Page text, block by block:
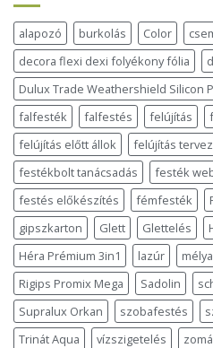
alapozó burkolás Color
decora flexi dexi folyékony fólia
Dulux Trade Weathershield Silicon
falfesték
falfestés felújítás
felújítás előtt állok
felújítás
festékbolt tanácsadás
festék
festés előkészítés
fémfesték
gipszkarton
Glett Glettelés
Héra Prémium 3in1
lazúr
Rigips Promix Mega
Sadolin
Supralux Orkan
szobafestés
Trinát Aqua
vízszigetelés